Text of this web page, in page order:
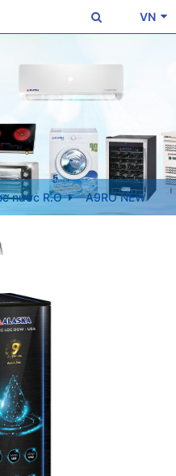
VN
nước R.O A9RO NEW